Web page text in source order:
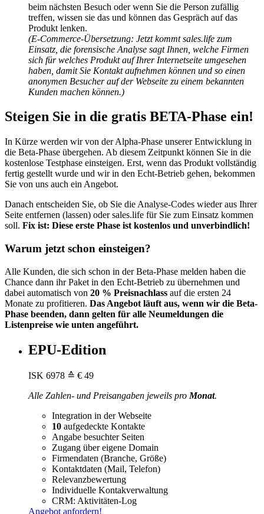
beim nächsten Besuch oder wenn Sie die Person zufällig
treffen, wissen sie das und können das Gespräch auf das
Produkt lenken.
(E-Commerce-Übersetzung: Jetzt kommt sales.life zum
Einsatz, die forensische Analyse sagt Ihnen, welche Firmen
sich für welches Produkt auf Ihrer Internetseite umgesehen
haben, damit Sie Kontakt aufnehmen können und so einen
anonymen Besucher auf der Webseite zu einem bekannten
Kunden machen können.)
Steigen Sie in die gratis BETA-Phase ein!
In Kürze werden wir von der Alpha-Phase unserer Entwicklung in
die Beta-Phase übergehen. Ab diesem Zeitpunkt können Sie in die
kostenlose Testphase einsteigen. Erst, wenn das Produkt vollständig
fertig gestellt wurde und wir in den Echt-Betrieb gehen, bekommen
Sie von uns auch ein Angebot.
Danach entscheiden Sie, ob Sie die Analyse-Codes wieder aus Ihrer
Seite entfernen (lassen) oder sales.life für Sie zum Einsatz kommen
soll. Fix ist: Diese erste Phase ist kostenlos und unverbindlich!
Warum jetzt schon einsteigen?
Alle Kunden, die sich schon in der Beta-Phase melden haben die
Chance dann ihr Paket in den Echt-Betrieb zu übernehmen und
dabei automatisch von 20 % Preisnachlass auf die ersten 24
Monate zu profitieren. Das Angebot läuft aus, wenn wir die Beta-
Phase beenden, dann gelten für alle Neumeldungen die
Listenpreise wie unten angeführt.
EPU-Edition
ISK 6978 ≙ € 49
Alle Zahlen- und Preisangaben jeweils pro Monat.
Integration in der Webseite
10 aufgedeckte Kontakte
Angabe besuchter Seiten
Zugang über eigene Domain
Firmendaten (Branche, Größe)
Kontaktdaten (Mail, Telefon)
Relevanzbewertung
Individuelle Kontakverwaltung
CRM: Aktivitäten-Log
Angebot anfordern!